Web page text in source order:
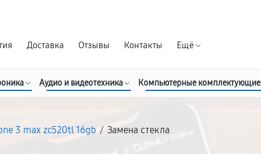
Доставка Отзывы Контакты Ещё
Аудио и видеотехника Компьютерные комплектующие
3 max zc520tl 16gb / Замена стекла